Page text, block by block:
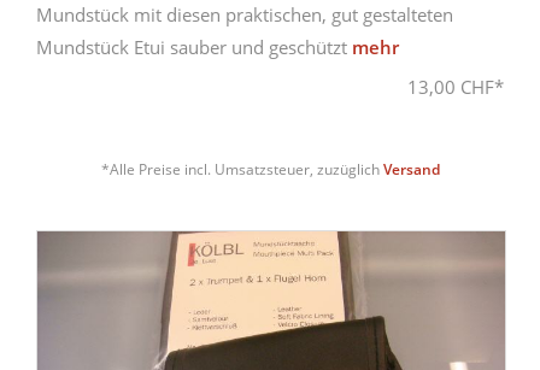
Mundstück mit diesen praktischen, gut gestalteten
Mundstück Etui sauber und geschützt mehr
13,00 CHF*
*Alle Preise incl. Umsatzsteuer, zuzüglichVersand